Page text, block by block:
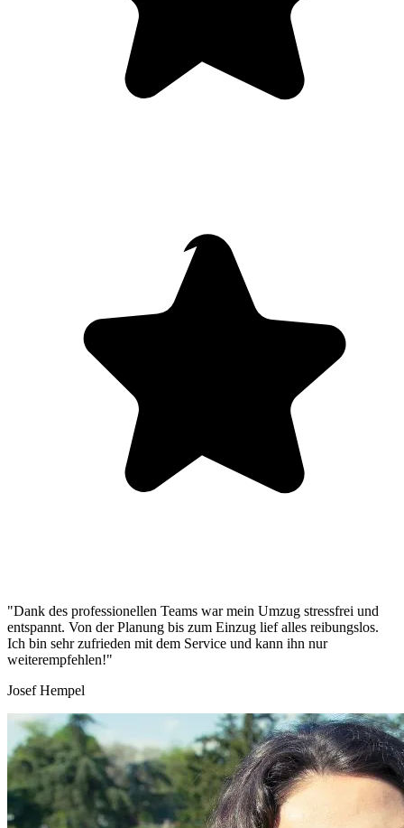
"Dank des professionellen Teams war mein Umzug stressfrei und
entspannt. Von der Planung bis zum Einzug lief alles reibungslos.
Ich bin sehr zufrieden mit dem Service und kann ihn nur
weiterempfehlen!"
Josef Hempel